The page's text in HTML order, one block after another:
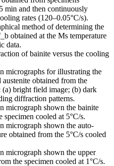
min and then continuously
rates (120–0.05°C/s).
method of determining the
obtained at the Ms temperature
data.
of bainite versus the cooling
micrographs for illustrating the
austenite obtained from the
(a) bright field image; (b) dark
diffraction patterns.
micrograph shown the bainite
specimen cooled at 5°C/s.
micrograph shown the auto-
obtained from the 5°C/s cooled
micrograph shown the upper
the specimen cooled at 1°C/s.